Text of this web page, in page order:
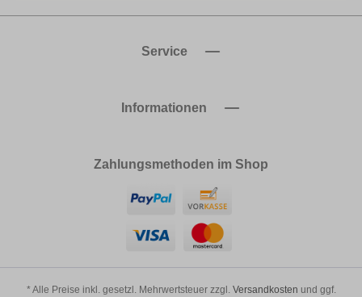
Service
Informationen
Zahlungsmethoden im Shop
* Alle Preise inkl. gesetzl. Mehrwertsteuer zzgl. Versandkosten und ggf.